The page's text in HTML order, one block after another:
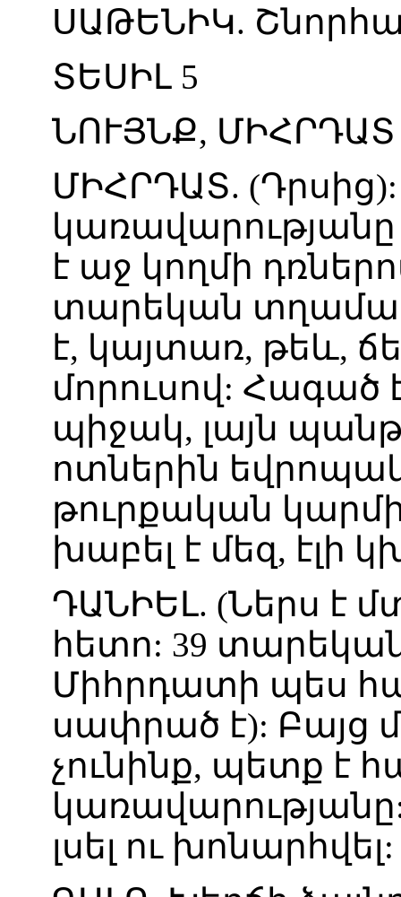
ՍԱԹԵՆԻԿ.
ՏԵՍԻԼ 5
ՆՈՒՅՆՔ, ՄԻՀՐԴԱՏ
ՄԻՀՐԴԱՏ. (Դրսից
կառավարությանը
է աջ կողմի
տարեկան
է, կայտառ, թեև,
մորուսով : Հագած
պիջակ, լայն
ոտներին
թուրքական
խաբել է մեզ, էլի
ԴԱՆԻԵԼ. (Ներս է
հետո: 39
Միհրդատի պես
սափրած է): Բայց
չունինք, պետք է
կառավարությանը
լսել ու խոնարհվել